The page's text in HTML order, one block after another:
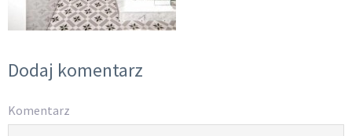
Dodaj komentarz
Komentarz